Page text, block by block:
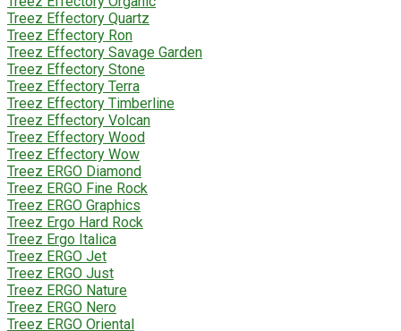
Treez Effectory Quartz
Treez Effectory Ron
Treez Effectory Savage Garden
Treez Effectory Stone
Treez Effectory Terra
Treez Effectory Timberline
Treez Effectory Volcan
Treez Effectory Wood
Treez Effectory Wow
Treez ERGO Diamond
Treez ERGO Fine Rock
Treez ERGO Graphics
Treez Ergo Hard Rock
Treez Ergo Italica
Treez ERGO Jet
Treez ERGO Just
Treez ERGO Nature
Treez ERGO Nero
Treez ERGO Oriental